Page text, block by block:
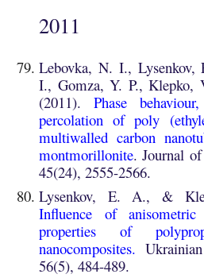
201 1
Lebovka, N. I.,
I., Gomza, Y. P.,
(2011). Phase
percolation of poly
multiwalled carbon
montmorillonite. Journal
45(24), 2555-2566.
Lysenkov, E. A., &
Influence of
properties of
nanocomposites.
56(5), 484-489.